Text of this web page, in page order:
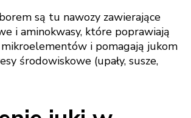
są tu nawozy zawierające
i aminokwasy, które poprawiają
i pomagają jukom
środowiskowe (upały, susze,